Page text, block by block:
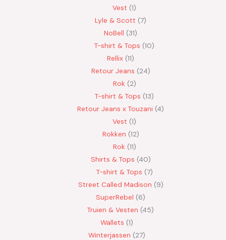
Vest 1
Lyle & Scott 7
NoBell
31
T-shirt & Tops 10
Rellix 11
Retour Jeans 24
Rok 2
T-shirt & Tops 13
Retour Jeans x Touzani 4
Vest 1
Rokken 12
Rok 11
Shirts & Tops 40
T-shirt & Tops 7
Street Called Madison 9
SuperRebel
6
Truien & Vesten 45
Wallets 1
Winterjassen
27